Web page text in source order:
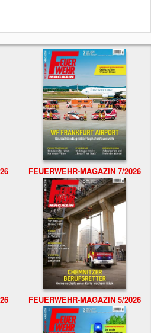
FEUERWEHR-MAGAZIN 7/2026
FEUERWEHR-MAGAZIN 5/2026